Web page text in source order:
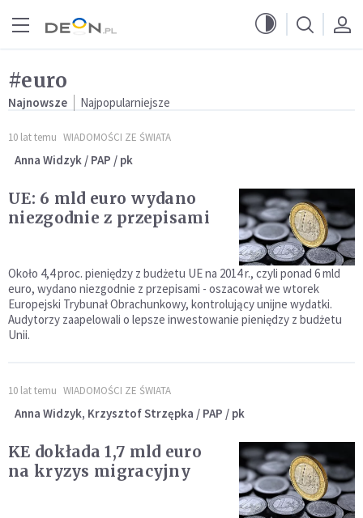
#euro
Najnowsze Najpopularniejsze
10 lat temu WIADOMOŚCI ZE ŚWIATA
Anna Widzyk / PAP / pk
UE: 6 mld euro wydano
niezgodnie z przepisami
Około 4,4 proc. pieniędzy z budżetu UE na 2014 r., czyli ponad 6 mld
euro, wydano niezgodnie z przepisami - oszacował we wtorek
Europejski Trybunał Obrachunkowy, kontrolujący unijne wydatki.
Audytorzy zaapelowali o lepsze inwestowanie pieniędzy z budżetu
Unii.
10 lat temu WIADOMOŚCI ZE ŚWIATA
Anna Widzyk, Krzysztof Strzępka / PAP / pk
KE dokłada 1,7 mld euro
na kryzys migracyjny